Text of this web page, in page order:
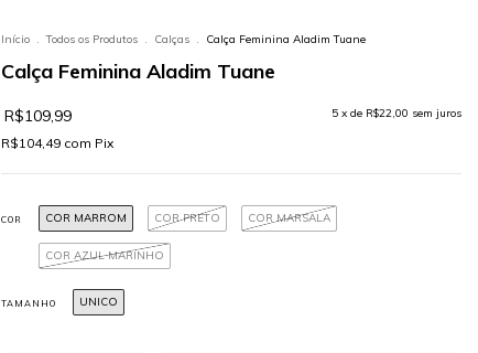
Início . Todos os Produtos . Calças . Calça Feminina Aladim Tuane
Calça Feminina Aladim Tuane
R$109,99 5 x de R$22,00 sem juros
R$104,49 com Pix
COR COR MARROM COR PRETO COR MARSALA
COR AZUL MARINHO
TAMANHO UNICO